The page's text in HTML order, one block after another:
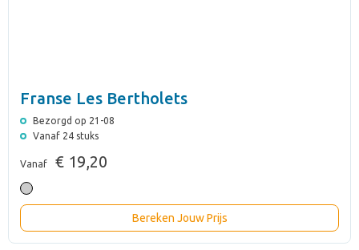
Franse Les Bertholets
Bezorgd op 21-08
Vanaf 24 stuks
Vanaf € 19,20
Bereken Jouw Prijs